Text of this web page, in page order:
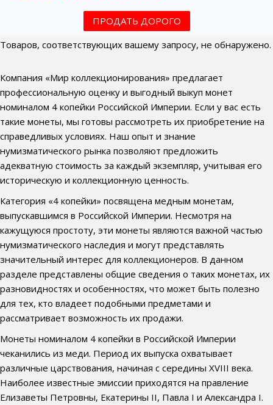
ПРОДАТЬ ДОРОГО
Товаров, соответствующих вашему запросу, не обнаружено.
Компания «Мир коллекционирования» предлагает
профессиональную оценку и выгодный выкуп монет
номиналом 4 копейки Российской Империи. Если у вас есть
такие монеты, мы готовы рассмотреть их приобретение на
справедливых условиях. Наш опыт и знание
нумизматического рынка позволяют предложить
адекватную стоимость за каждый экземпляр, учитывая его
историческую и коллекционную ценность.
Категория «4 копейки» посвящена медным монетам,
выпускавшимся в Российской Империи. Несмотря на
кажущуюся простоту, эти монеты являются важной частью
нумизматического наследия и могут представлять
значительный интерес для коллекционеров. В данном
разделе представлены общие сведения о таких монетах, их
разновидностях и особенностях, что может быть полезно
для тех, кто владеет подобными предметами и
рассматривает возможность их продажи.
Монеты номиналом 4 копейки в Российской Империи
чеканились из меди. Период их выпуска охватывает
различные царствования, начиная с середины XVIII века.
Наиболее известные эмиссии приходятся на правление
Елизаветы Петровны, Екатерины II, Павла I и Александра I.